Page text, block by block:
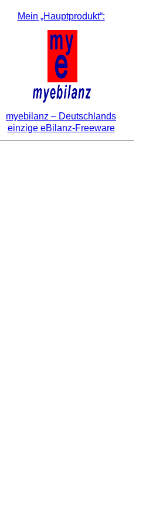
Mein „Hauptprodukt“:
myebilanz – Deutschlands
einzige eBilanz-Freeware